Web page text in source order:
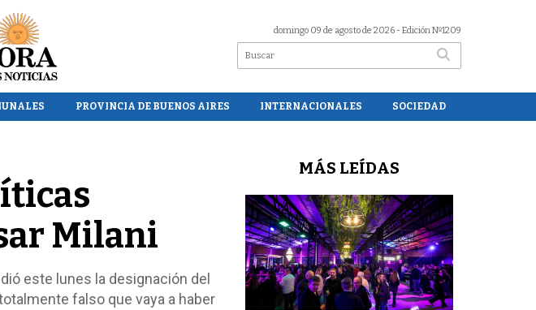
domingo 09 de agosto de 2026 - Edición Nº1209
PROVINCIA DE BUENOS AIRES INTERNACIONALES SOCIEDAD
Milani
este lunes la designación del
falso que vaya a haber
MÁS LEÍDAS